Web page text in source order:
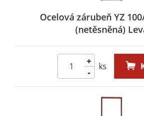
Ocelová zárubeň YZ
(netěsněná)
-
+ ks